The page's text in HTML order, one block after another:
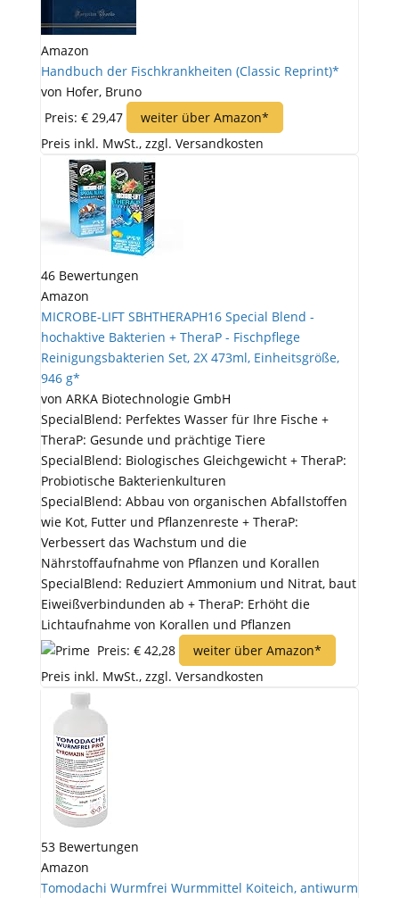
Amazon
Handbuch der Fischkrankheiten (Classic Reprint)*
von Hofer, Bruno
Preis: € 29,47
weiter über Amazon*
Preis inkl. MwSt., zzgl. Versandkosten
46 Bewertungen
Amazon
MICROBE-LIFT SBHTHERAPH16 Special Blend -
hochaktive Bakterien + TheraP - Fischpflege
Reinigungsbakterien Set, 2X 473ml, Einheitsgröße,
946 g*
von ARKA Biotechnologie GmbH
SpecialBlend: Perfektes Wasser für Ihre Fische +
TheraP: Gesunde und prächtige Tiere
SpecialBlend: Biologisches Gleichgewicht + TheraP:
Probiotische Bakterienkulturen
SpecialBlend: Abbau von organischen Abfallstoffen
wie Kot, Futter und Pflanzenreste + TheraP:
Verbessert das Wachstum und die
Nährstoffaufnahme von Pflanzen und Korallen
SpecialBlend: Reduziert Ammonium und Nitrat, baut
Eiweißverbindunden ab + TheraP: Erhöht die
Lichtaufnahme von Korallen und Pflanzen
Preis: € 42,28
weiter über Amazon*
Preis inkl. MwSt., zzgl. Versandkosten
53 Bewertungen
Amazon
Tomodachi Wurmfrei Wurmmittel Koiteich, antiwurm